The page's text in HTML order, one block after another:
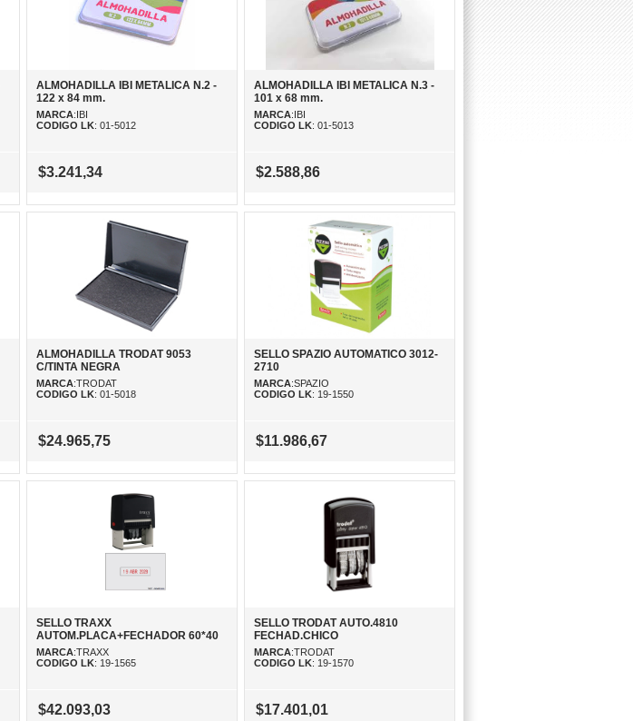
ALMOHADILLA IBI METALICA N.2 -
122 x 84 mm.
MARCA:IBI
CODIGO LK: 01-5012
$3.241,34
ALMOHADILLA IBI METALICA N.3 -
101 x 68 mm.
MARCA:IBI
CODIGO LK: 01-5013
$2.588,86
ALMOHADILLA TRODAT 9053
C/TINTA NEGRA
MARCA:TRODAT
CODIGO LK: 01-5018
$24.965,75
SELLO SPAZIO AUTOMATICO 3012-
2710
MARCA:SPAZIO
CODIGO LK: 19-1550
$11.986,67
SELLO TRAXX
AUTOM.PLACA+FECHADOR 60*40
MARCA:TRAXX
CODIGO LK: 19-1565
$42.093,03
SELLO TRODAT AUTO.4810
FECHAD.CHICO
MARCA:TRODAT
CODIGO LK: 19-1570
$17.401,01